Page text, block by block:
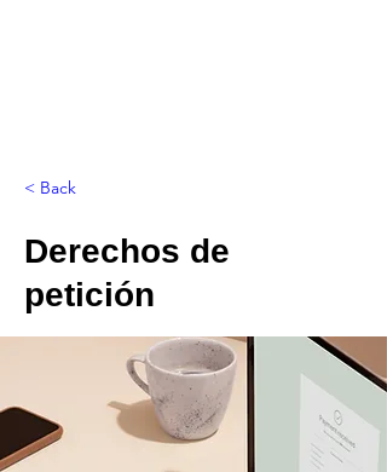
< Back
Derechos de
petición